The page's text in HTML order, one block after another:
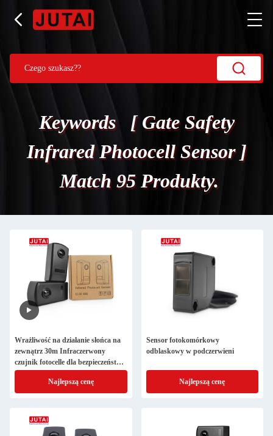
Keywords [ Gate Safety
Infrared Photocell Sensor ]
Match 95 Produkty.
Wrażliwość na działanie słońca na
zewnątrz 30m Infraczerwony
czujnik fotocelle dla bezpieczeństwa
bramy
Najlepszą cenę
Sensor fotokomórkowy
odblaskowy w podczerwieni
Najlepszą cenę